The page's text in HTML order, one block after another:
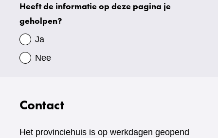
Uw
gegevens
Heeft de informatie op deze pagina je
geholpen?
Ja
Nee
Contact
Het provinciehuis is op werkdagen geopend